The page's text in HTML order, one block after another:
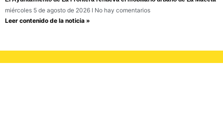
miércoles 5 de agosto de 2026
No hay comentarios
Leer contenido de la noticia »